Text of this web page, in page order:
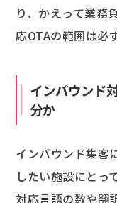
り、かえって業務
応OTAの範囲は必
インバウンド
分か
インバウンド集客
したい施設にとっ
対応言語の数や翻